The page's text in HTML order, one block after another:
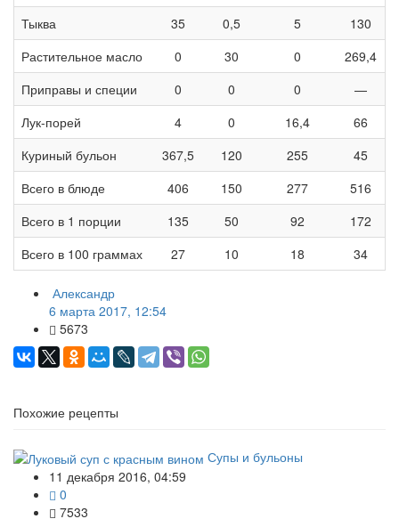
Тыква
35 0,5 5
130
Растительное масло
0 30 0
269,4
Приправы и специи
0 0 0
—
Лук-порей
4 0 16,4
66
Куриный бульон
367,5 120 255
45
Всего в блюде
406 150 277
516
Всего в 1 порции
135 50 92
172
Всего в 100 граммах
27 10 18 34
Александр
6 марта 2017, 12:54
5673
Похожие рецепты
Супы и бульоны
11 декабря 2016, 04:59
0
7533